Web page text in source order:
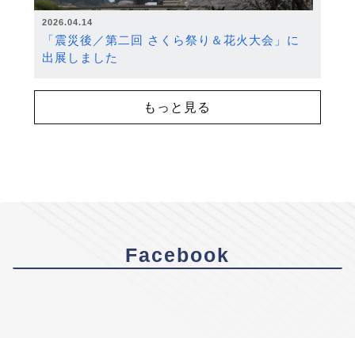
2026.04.14
「震災後／第二回 さくら祭り＆花火大会」に
出展しました
もっと見る
Facebook